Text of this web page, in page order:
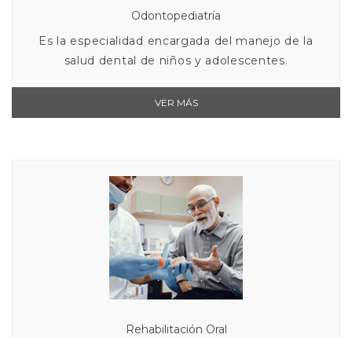
Odontopediatría
Es la especialidad encargada del manejo de la
salud dental de niños y adolescentes.
VER MÁS
Rehabilitación Oral